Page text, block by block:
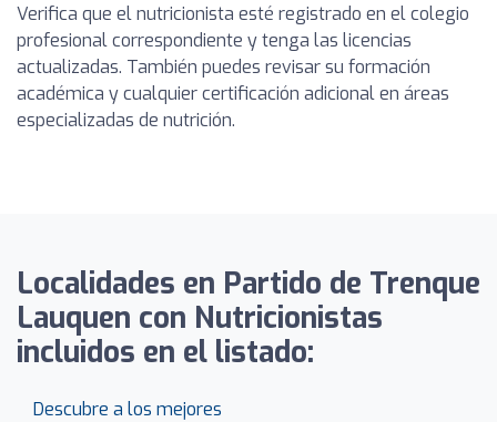
Verifica que el nutricionista esté registrado en el colegio
profesional correspondiente y tenga las licencias
actualizadas. También puedes revisar su formación
académica y cualquier certificación adicional en áreas
especializadas de nutrición.
Localidades en Partido de Trenque
Lauquen con Nutricionistas
incluidos en el listado:
Descubre a los mejores